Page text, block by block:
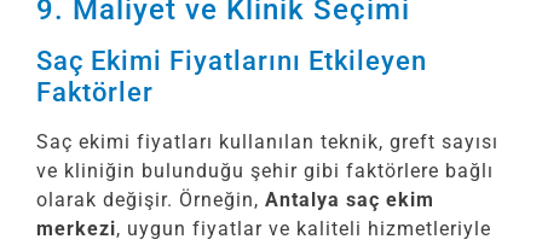
9. Maliyet ve Klinik Seçimi
Saç Ekimi Fiyatlarını Etkileyen
Faktörler
Saç ekimi fiyatları kullanılan teknik, greft sayısı
ve kliniğin bulunduğu şehir gibi faktörlere bağlı
olarak değişir. Örneğin, Antalya saç ekim
merkezi, uygun fiyatlar ve kaliteli hizmetleriyle